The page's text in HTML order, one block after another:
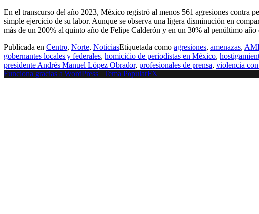
En el transcurso del año 2023, México registró al menos 561 agresiones contra
simple ejercicio de su labor. Aunque se observa una ligera disminución en
más de un 200% al quinto año de Felipe Calderón y en un 30% al penúltimo año
Publicada en Centro, Norte, NoticiasEtiquetada como agresiones, amenazas,
gobernantes locales y federales, homicidio de periodistas en México,
presidente Andrés Manuel López Obrador, profesionales de prensa, violencia
Funciona gracias a WordPress
Tema PopularFX